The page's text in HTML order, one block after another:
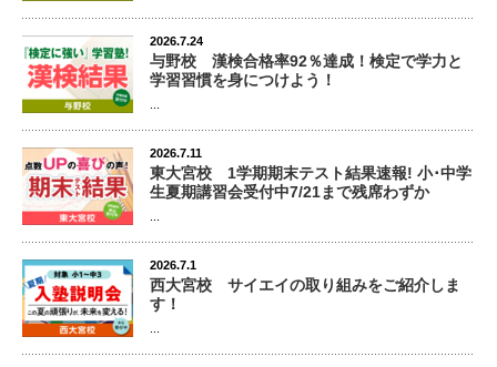
2026.7.24
与野校 漢検合格率92％達成！検定で学力と
学習習慣を身につけよう！
2026.7.11
東大宮校 1学期期末テスト結果速報! 小･中学
生夏期講習会受付中7/21まで残席わずか
2026.7.1
西大宮校 サイエイの取り組みをご紹介しま
す！